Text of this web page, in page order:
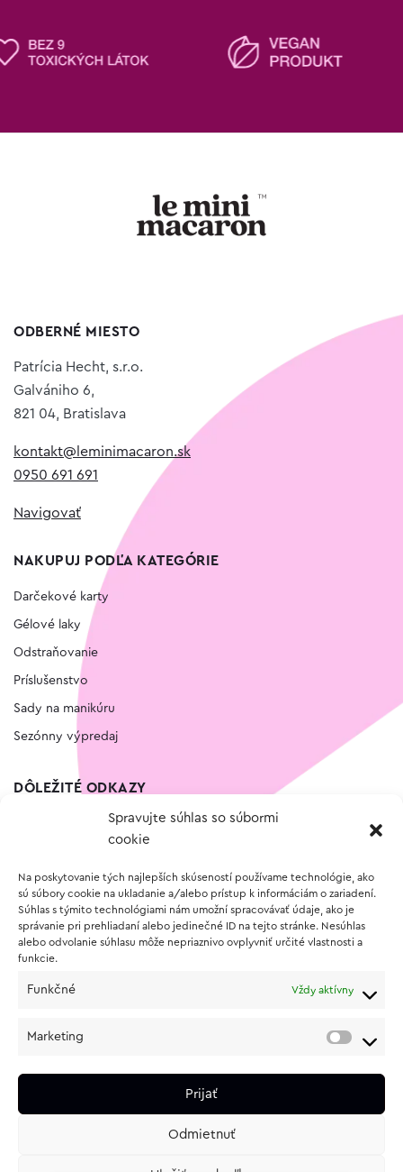
Spravujte súhlas so súbormi
cookie
Na poskytovanie tých najlepších skúseností používame technológie, ako
sú súbory cookie na ukladanie a/alebo prístup k informáciám o zariadení.
Súhlas s týmito technológiami nám umožní spracovávať údaje, ako je
správanie pri prehliadaní alebo jedinečné ID na tejto stránke. Nesúhlas
alebo odvolanie súhlasu môže nepriaznivo ovplyvniť určité vlastnosti a
funkcie.
Funkčné Vždy aktívny
Marketing
Prijať
Odmietnuť
ODBERNÉ MIESTO
Patrícia Hecht, s.r.o.
Galvániho 6,
821 04, Bratislava
kontakt@leminimacaron.sk
0950 691 691
Navigovať
NAKUPUJ PODĽA KATEGÓRIE
Darčekové karty
Gélové laky
Odstraňovanie
Príslušenstvo
Sady na manikúru
Sezónny výpredaj
DÔLEŽITÉ ODKAZY
Vernostný program
O NÁKUPE
Vrátenie a reklamácia tovaru